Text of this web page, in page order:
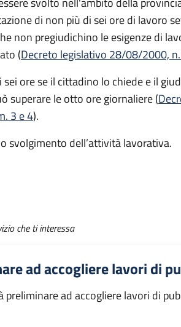
di non più di sei ore di lavoro
non pregiudichino le esigenze di
(Decreto legislativo 28/08/2000,
ore se il cittadino lo chiede e il
superare le otto ore giornaliere (
3 e 4).
svolgimento dell’attività lavorativa.
che ti interessa
ad accogliere lavori di
ad accogliere lavori di